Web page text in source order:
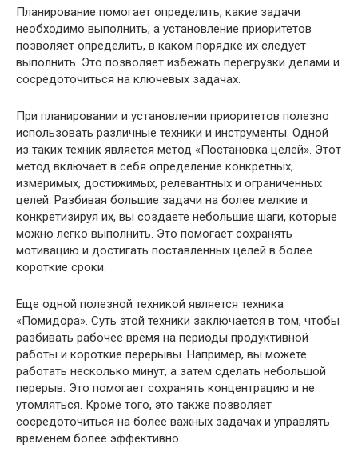
Планирование помогает определить, какие задачи
необходимо выполнить, а установление приоритетов
позволяет определить, в каком порядке их следует
выполнить. Это позволяет избежать перегрузки делами и
сосредоточиться на ключевых задачах.
При планировании и установлении приоритетов полезно
использовать различные техники и инструменты. Одной
из таких техник является метод «Постановка целей». Этот
метод включает в себя определение конкретных,
измеримых, достижимых, релевантных и ограниченных
целей. Разбивая большие задачи на более мелкие и
конкретизируя их, вы создаете небольшие шаги, которые
можно легко выполнить. Это помогает сохранять
мотивацию и достигать поставленных целей в более
короткие сроки.
Еще одной полезной техникой является техника
«Помидора». Суть этой техники заключается в том, чтобы
разбивать рабочее время на периоды продуктивной
работы и короткие перерывы. Например, вы можете
работать несколько минут, а затем сделать небольшой
перерыв. Это помогает сохранять концентрацию и не
утомляться. Кроме того, это также позволяет
сосредоточиться на более важных задачах и управлять
временем более эффективно.